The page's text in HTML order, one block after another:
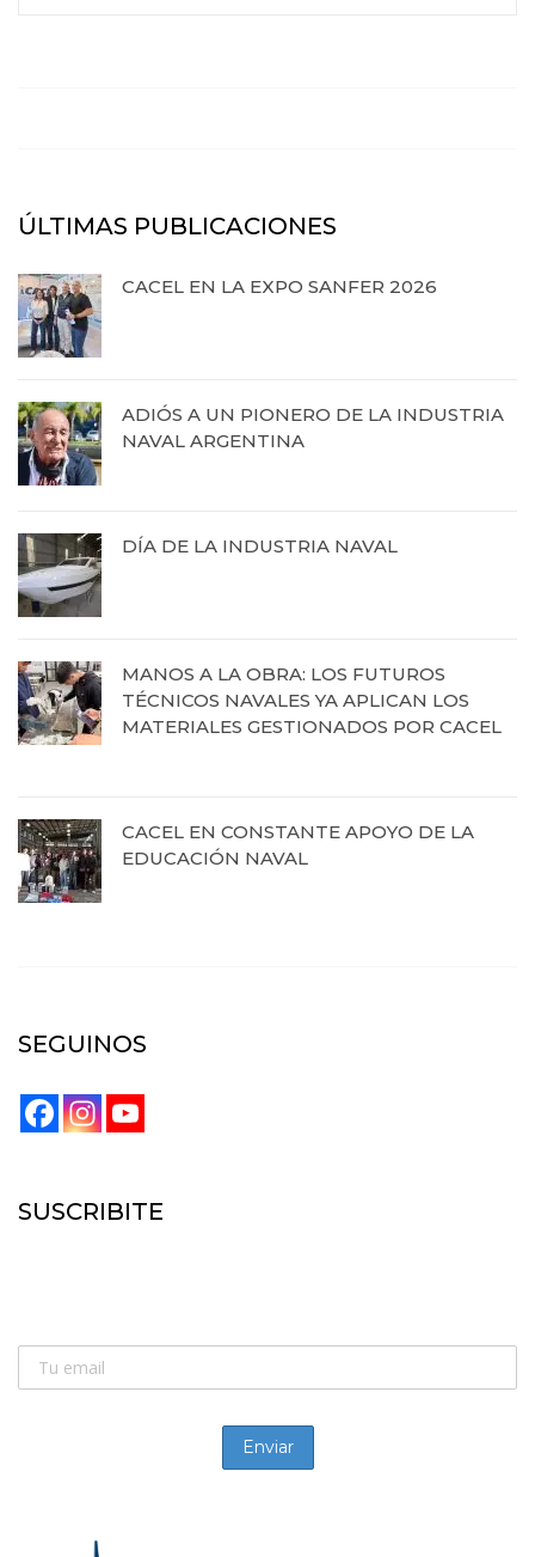
ÚLTIMAS PUBLICACIONES
CACEL EN LA EXPO SANFER 2026
ADIÓS A UN PIONERO DE LA INDUSTRIA
NAVAL ARGENTINA
DÍA DE LA INDUSTRIA NAVAL
MANOS A LA OBRA: LOS FUTUROS
TÉCNICOS NAVALES YA APLICAN LOS
MATERIALES GESTIONADOS POR CACEL
CACEL EN CONSTANTE APOYO DE LA
EDUCACIÓN NAVAL
SEGUINOS
SUSCRIBITE